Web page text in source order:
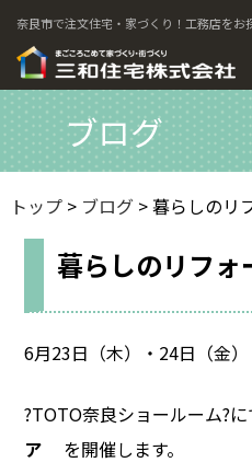
奈良市で注文住宅・家づくり！工務店をお
ブログ
トップ> ブログ> 暮らしのリ
暮らしのリフォ
6月23日（木）・24日（金）
?TOTO奈良ショールーム?
ア
を開催します。